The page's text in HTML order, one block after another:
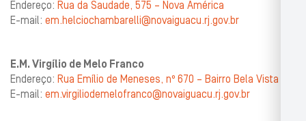
Endereço: Rua da Saudade, 575 – Nova América
E-mail: em.helciochambarelli@novaiguacu.rj.gov.br
E.M. Virgílio de Melo Franco
Endereço: Rua Emílio de Meneses, nº 670 – Bairro Bela Vista
E-mail: em.virgiliodemelofranco@novaiguacu.rj.gov.br